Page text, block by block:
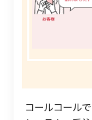
コールコール